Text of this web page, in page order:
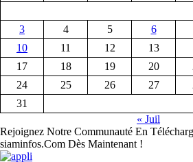
3
4 5 6
10
11 12 13
17
18 19 20
24
25 26 27
31
« Juil
Rejoignez Notre Communauté En
siaminfos.Com Dès Maintenant !